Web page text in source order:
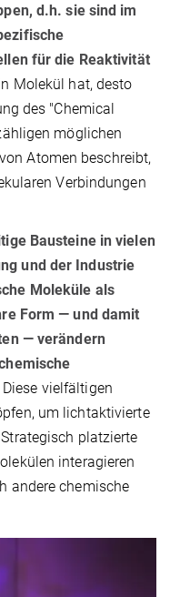
d.h. sie sind im
für die Reaktivität
Molekül hat, desto
des "Chemical
möglichen
Atomen beschreibt,
Verbindungen
Bausteine in vielen
und der Industrie
Moleküle als
Form — und damit
— verändern
Diese vielfältigen
um lichtaktivierte
platzierte
interagieren
andere chemische